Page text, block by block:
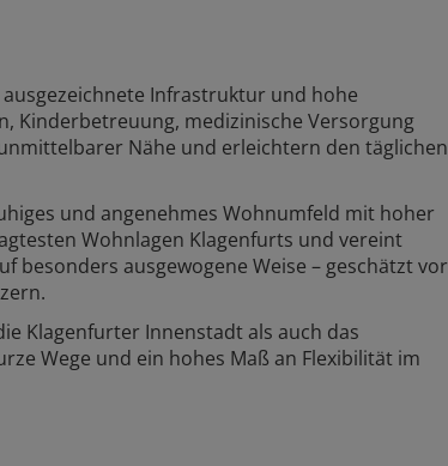
Infrastruktur und hohe
Kinderbetreuung, medizinische Versorgung
Nähe und erleichtern den täglichen
und angenehmes Wohnumfeld mit hoher
Wohnlagen Klagenfurts und vereint
besonders ausgewogene Weise – geschätzt vor
Klagenfurter Innenstadt als auch das
Wege und ein hohes Maß an Flexibilität im